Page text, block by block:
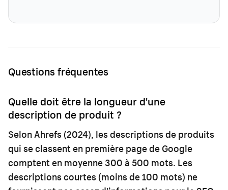
Questions fréquentes
Quelle doit être la longueur d'une
description de produit ?
Selon Ahrefs (2024), les descriptions de produits
qui se classent en première page de Google
comptent en moyenne 300 à 500 mots. Les
descriptions courtes (moins de 100 mots) ne